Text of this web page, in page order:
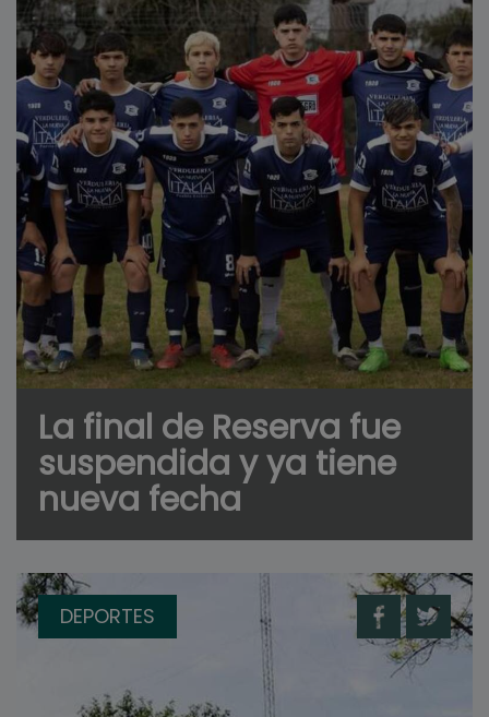
La final de Reserva fue
suspendida y ya tiene
nueva fecha
DEPORTES